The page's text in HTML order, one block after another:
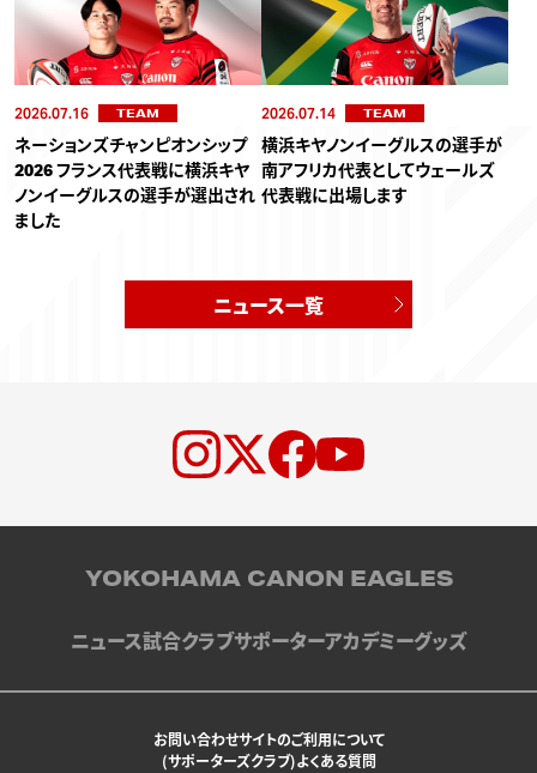
2026.07.16 TEAM
ネーションズチャンピオンシップ
2026 フランス代表戦に横浜キヤ
ノンイーグルスの選手が選出され
ました
2026.07.14 TEAM
横浜キヤノンイーグルスの選手が
南アフリカ代表としてウェールズ
代表戦に出場します
ニュース一覧
YOKOHAMA CANON EAGLES
ニュース試合クラブサポーターアカデミーグッズ
お問い合わせサイトのご利用について
(サポーターズクラブ)よくある質問